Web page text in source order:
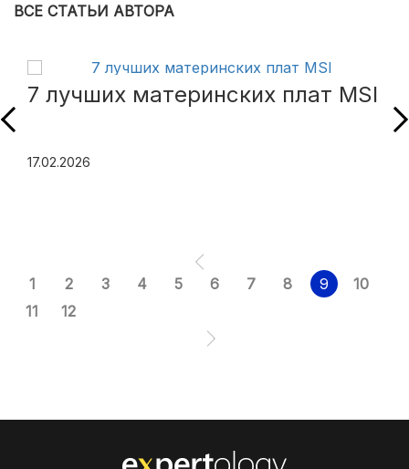
ВСЕ СТАТЬИ АВТОРА
7 лучших материнских плат MSI
17.02.2026
1 2 3 4 5 6 7 8 9
10
11
12